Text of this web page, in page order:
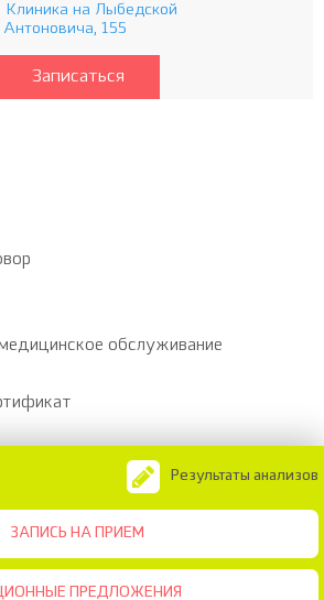
Клиника на Лыбедской
Антоновича, 155
Записаться
обслуживание
ЗАПИСЬ НА ПРИЕМ
Результаты анализов
ПРЕДЛОЖЕНИЯ